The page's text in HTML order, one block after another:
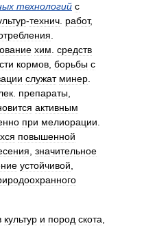
технологий с
-технич работ,
хим средств
кормов борьбы с
служат минер
препараты
активным
при мелиорации
повышенной
значительное
устойчивой
культур и пород скота